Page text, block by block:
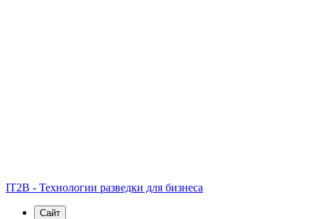
IT2B - Технологии разведки для бизнеса
Сайт